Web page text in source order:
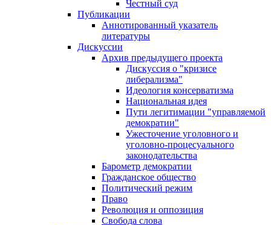
Честный суд
Публикации
Аннотированный указатель
литературы
Дискуссии
Архив предыдущего проекта
Дискуссия о "кризисе
либерализма"
Идеология консерватизма
Национальная идея
Пути легитимации "управляемой
демократии"
Ужесточение уголовного и
уголовно-процесуального
законодательства
Барометр демократии
Гражданское общество
Политический режим
Право
Революция и оппозиция
Свобода слова